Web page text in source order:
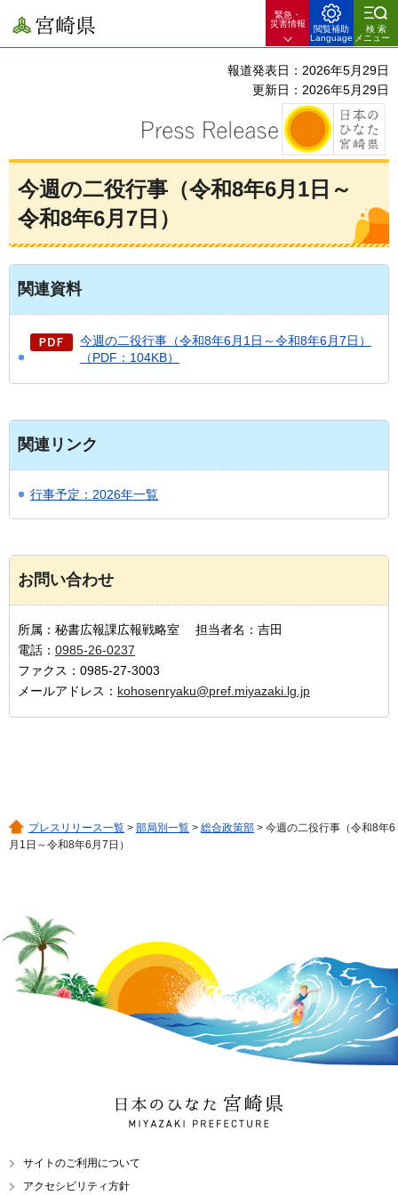
宮崎県
緊急・
災害情報
閲覧補助
Language
検索
メニュー
報道発表日：2026年5月29日
更新日：2026年5月29日
今週の二役行事（令和8年6月1日～
令和8年6月7日）
関連資料
今週の二役行事（令和8年6月1日～令和8年6月7日）
（PDF：104KB）
関連リンク
行事予定：2026年一覧
お問い合わせ
所属：秘書広報課広報戦略室 担当者名：吉田
電話： 0985-26-0237
ファクス：0985-27-3003
メールアドレス： kohosenryaku@pref.miyazaki.lg.jp
プレスリリース一覧 > 部局別一覧 > 総合政策部 > 今週の二役行事（令和8年6
月1日～令和8年6月7日）
日本のひなた 宮崎県
MIYAZAKI PREFECTURE
サイトのご利用について
アクセシビリティ方針